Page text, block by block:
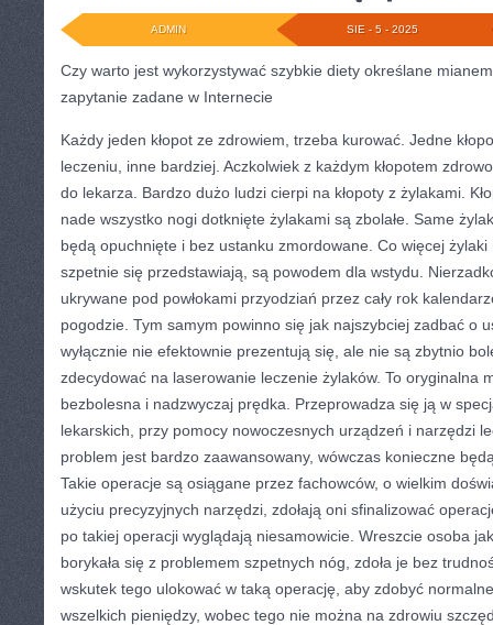
SIE - 5 - 2025
ADMIN
Czy warto jest wykorzystywać szybkie diety określane
zapytanie zadane w Internecie
Każdy jeden kłopot ze zdrowiem, trzeba kurować. Jedne
leczeniu, inne bardziej. Aczkolwiek z każdym kłopotem
do lekarza. Bardzo dużo ludzi cierpi na kłopoty z żylakami.
nade wszystko nogi dotknięte żylakami są zbolałe. Same
będą opuchnięte i bez ustanku zmordowane. Co więcej
szpetnie się przedstawiają, są powodem dla wstydu.
ukrywane pod powłokami przyodziań przez cały rok
pogodzie. Tym samym powinno się jak najszybciej zadbać o
wyłącznie nie efektownie prezentują się, ale nie są zbytnio
zdecydować na laserowanie leczenie żylaków. To oryginalna
bezbolesna i nadzwyczaj prędka. Przeprowadza się ją w
lekarskich, przy pomocy nowoczesnych urządzeń i narzędzi
problem jest bardzo zaawansowany, wówczas konieczne
Takie operacje są osiągane przez fachowców, o wielkim
użyciu precyzyjnych narzędzi, zdołają oni sfinalizować
po takiej operacji wyglądają niesamowicie. Wreszcie osoba
borykała się z problemem szpetnych nóg, zdoła je bez
wskutek tego ulokować w taką operację, aby zdobyć
wszelkich pieniędzy, wobec tego nie można na zdrowiu